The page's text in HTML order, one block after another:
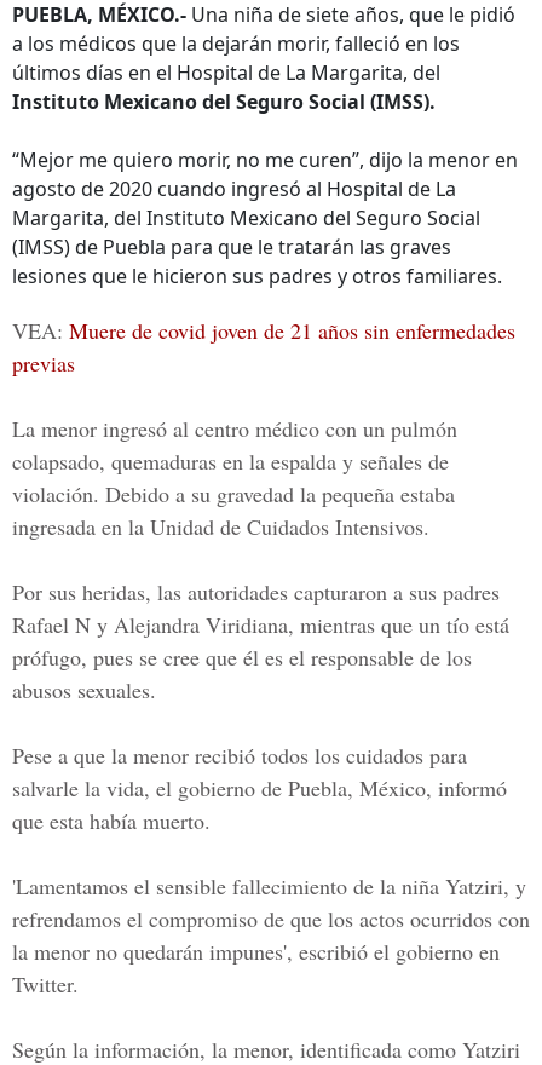
PUEBLA, MÉXICO.- Una niña de siete años, que le pidió
a los médicos que la dejarán morir, falleció en los
últimos días en el Hospital de La Margarita, del
Instituto Mexicano del Seguro Social (IMSS).
“Mejor me quiero morir, no me curen”, dijo la menor en
agosto de 2020 cuando ingresó al Hospital de La
Margarita, del Instituto Mexicano del Seguro Social
(IMSS) de Puebla para que le tratarán las graves
lesiones que le hicieron sus padres y otros familiares.
VEA: Muere de covid joven de 21 años sin enfermedades
previas
La menor ingresó al centro médico con un pulmón
colapsado, quemaduras en la espalda y señales de
violación. Debido a su gravedad la pequeña estaba
ingresada en la Unidad de Cuidados Intensivos.
Por sus heridas, las autoridades capturaron a sus padres
Rafael N y Alejandra Viridiana, mientras que un tío está
prófugo, pues se cree que él es el responsable de los
abusos sexuales.
Pese a que la menor recibió todos los cuidados para
salvarle la vida, el gobierno de Puebla, México, informó
que esta había muerto.
'Lamentamos el sensible fallecimiento de la niña Yatziri, y
refrendamos el compromiso de que los actos ocurridos con
la menor no quedarán impunes', escribió el gobierno en
Twitter.
Según la información, la menor, identificada como Yatziri